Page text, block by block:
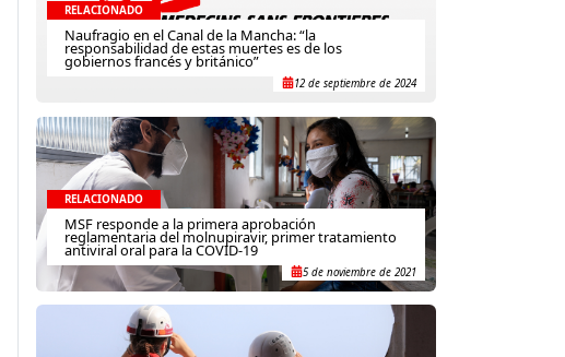
RELACIONADO
Naufragio en el Canal de la Mancha: “la
responsabilidad de estas muertes es de los
gobiernos francés y británico”
12 de septiembre de 2024
RELACIONADO
MSF responde a la primera aprobación
reglamentaria del molnupiravir, primer tratamiento
antiviral oral para la COVID-19
5 de noviembre de 2021